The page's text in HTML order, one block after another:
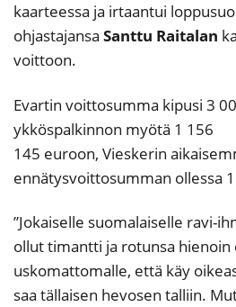
kaarteessa ja irtaantui
ohjastajansa Santtu Raitalan
voittoon.
Evartin voittosumma kipusi 3
ykköspalkinnon myötä 1 156
145 euroon, Vieskerin
ennätysvoittosumman ollessa
”Jokaiselle suomalaiselle ravi-
ollut timantti ja rotunsa hienoin
uskomattomalle, että käy
saa tällaisen hevosen talliin.